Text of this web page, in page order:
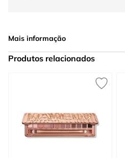
Mais informação
Produtos relacionados